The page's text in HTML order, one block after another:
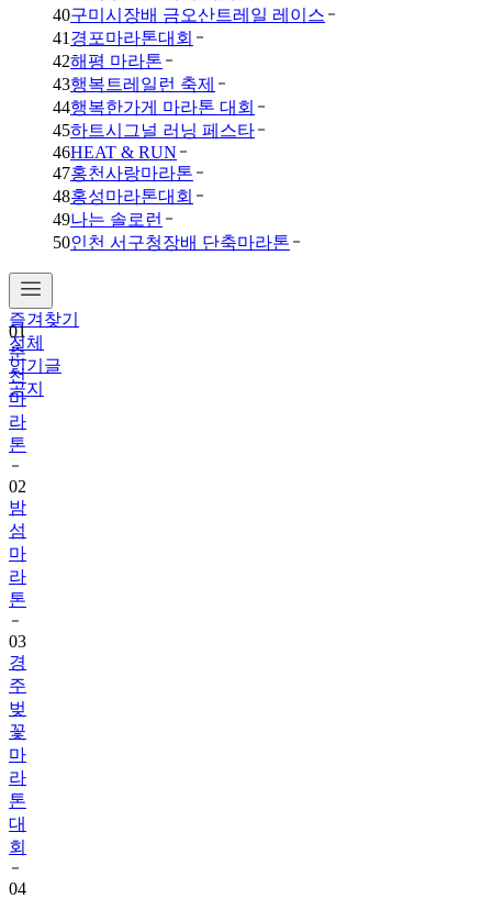
40구미시장배 금오산트레일 레이스
41 경포마라톤대회
42해평 마라톤
43행복트레일런 축제
44행복한가게 마라톤 대회
45하트시그널 러닝 페스타
46HEAT & RUN
47홍천사랑마라톤
48홍성마라톤대회
49나는 솔로런
50인천 서구청장배 단축마라톤
즐겨찾기
전체
인기글
공지
01
춘
천
마
라
톤
02
밤
섬
마
라
톤
03
경
주
벚
꽃
마
라
톤
대
회
04